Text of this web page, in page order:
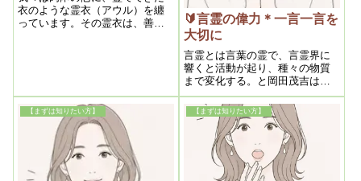
衣のような霊衣（アウル）を纏
っています。その霊衣は、善行
下し、それが霊主体従・霊体一
致の法則により、現界に移写す
るのです。
🔰言霊の偉力＊一言一言を
大切に
言霊とは言葉の霊で、言霊界に
響くと活動が起り、種々の物質
まで変化する。と岡田茂吉は説
いています。さらには善の言霊
は本守護神に力を与え、悪の言
霊は副守護神を強化させること
につながるのです。これはどの
ような宗教を信仰していよう
と、もしくは無宗教であろうと
無関係です。
【まずは知りたい方】 【まずは知りたい方】